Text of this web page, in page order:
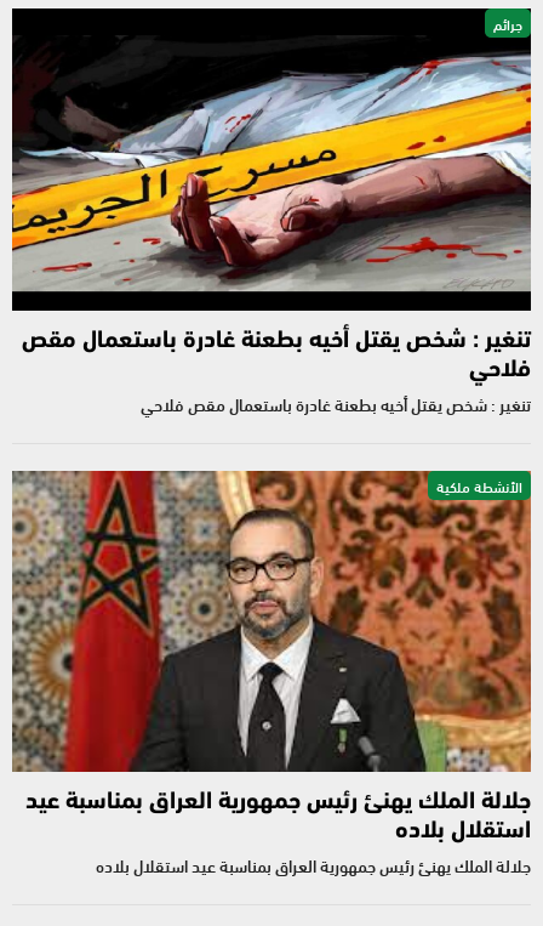
جرائم
تنغير : شخص يقتل أخيه بطعنة غادرة باستعمال مقص
فلاحي
تنغير : شخص يقتل أخيه بطعنة غادرة باستعمال مقص فلاحي
الأنشطة ملكية
جلالة الملك يهنئ رئيس جمهورية العراق بمناسبة عيد
استقلال بلاده
جلالة الملك يهنئ رئيس جمهورية العراق بمناسبة عيد استقلال بلاده